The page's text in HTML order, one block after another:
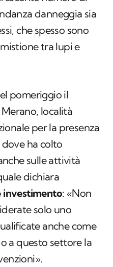
danneggia sia
che spesso sono
tra lupi e
pomeriggio il
località
per la presenza
ha colto
sulle attività
dichiara
investimento: «Non
solo uno
anche come
a questo settore la